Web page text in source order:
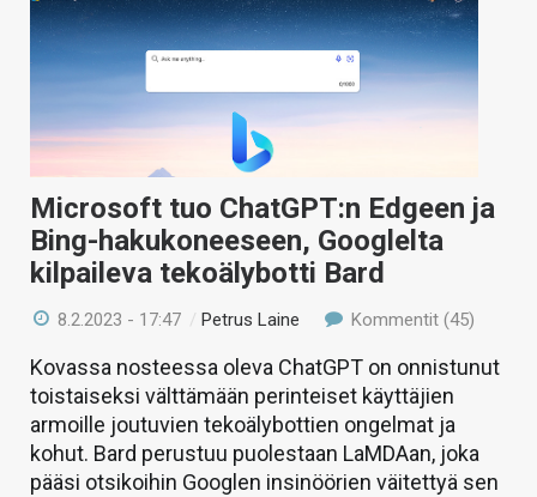
Microsoft tuo ChatGPT:n Edgeen ja
Bing-hakukoneeseen, Googlelta
kilpaileva tekoälybotti Bard
8.2.2023 - 17:47 /Petrus Laine Kommentit (45)
Kovassa nosteessa oleva ChatGPT on onnistunut
toistaiseksi välttämään perinteiset käyttäjien
armoille joutuvien tekoälybottien ongelmat ja
kohut. Bard perustuu puolestaan LaMDAan, joka
pääsi otsikoihin Googlen insinöörien väitettyä sen